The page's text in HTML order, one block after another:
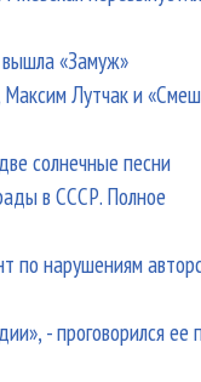
«Замуж»
Максим Лутчак и
солнечные песни
в СССР. Полное
по нарушениям
- проговорился ее